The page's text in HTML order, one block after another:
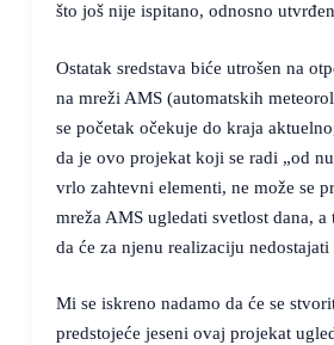
što još nije ispitano, odnosno
Ostatak sredstava biće utrošen na
na mreži AMS (automatskih
se početak očekuje do kraja
da je ovo projekat koji se radi „od
vrlo zahtevni elementi, ne može se
mreža AMS ugledati svetlost dana, a
da će za njenu realizaciju nedostajati
Mi se iskreno nadamo da će se
predstojeće jeseni ovaj projekat